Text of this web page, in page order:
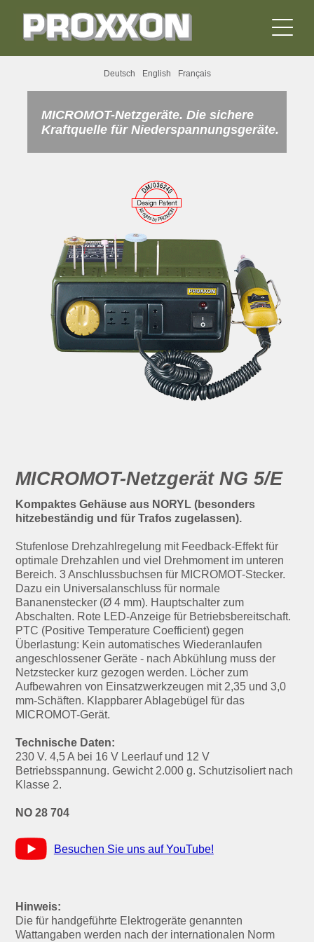
Deutsch English Français
MICROMOT-Netzgeräte. Die sichere
Kraftquelle für Niederspannungsgeräte.
MICROMOT-Netzgerät NG 5/E
Kompaktes Gehäuse aus NORYL (besonders
hitzebeständig und für Trafos zugelassen).
Stufenlose Drehzahlregelung mit Feedback-Effekt für
optimale Drehzahlen und viel Drehmoment im unteren
Bereich. 3 Anschlussbuchsen für MICROMOT-Stecker.
Dazu ein Universalanschluss für normale
Bananenstecker (Ø 4 mm). Hauptschalter zum
Abschalten. Rote LED-Anzeige für Betriebsbereitschaft.
PTC (Positive Temperature Coefficient) gegen
Überlastung: Kein automatisches Wiederanlaufen
angeschlossener Geräte - nach Abkühlung muss der
Netzstecker kurz gezogen werden. Löcher zum
Aufbewahren von Einsatzwerkzeugen mit 2,35 und 3,0
mm-Schäften. Klappbarer Ablagebügel für das
MICROMOT-Gerät.
Technische Daten:
230 V. 4,5 A bei 16 V Leerlauf und 12 V
Betriebsspannung. Gewicht 2.000 g. Schutzisoliert nach
Klasse 2.
NO 28 704
Besuchen Sie uns auf YouTube!
Hinweis:
Die für handgeführte Elektrogeräte genannten
Wattangaben werden nach der internationalen Norm